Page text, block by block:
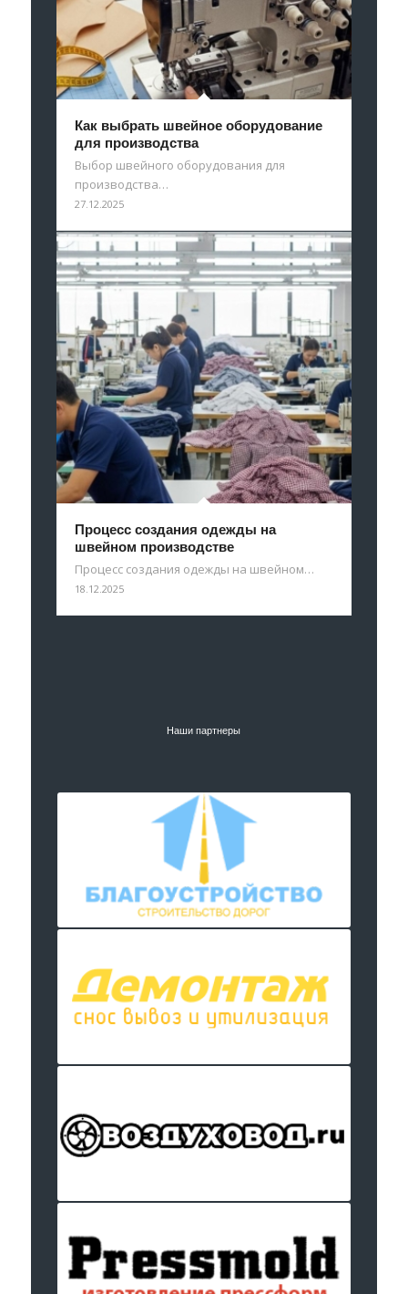
Как выбрать швейное оборудование
для производства
Выбор швейного оборудования для
производства…
27.12.2025
Процесс создания одежды на
швейном производстве
Процесс создания одежды на швейном…
18.12.2025
Наши партнеры